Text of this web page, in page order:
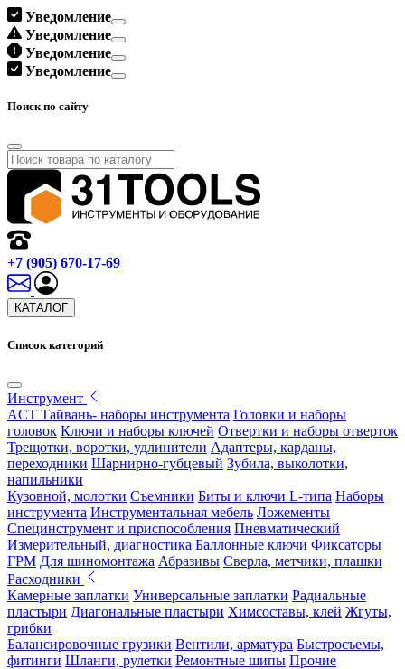
Уведомление
Уведомление
Уведомление
Уведомление
Поиск по сайту
+7 (905) 670-17-69
КАТАЛОГ
Список категорий
Инструмент
ACT Тайвань- наборы инструмента Головки и наборы
головок Ключи и наборы ключей Отвертки и наборы отверток
Трещотки, воротки, удлинители Адаптеры, карданы,
переходники Шарнирно-губцевый Зубила, выколотки,
напильники
Кузовной, молотки Съемники Биты и ключи L-типа Наборы
инструмента Инструментальная мебель Ложементы
Специнструмент и приспособления Пневматический
Измерительный, диагностика Баллонные ключи Фиксаторы
ГРМ Для шиномонтажа Абразивы Сверла, метчики, плашки
Расходники
Камерные заплатки Универсальные заплатки Радиальные
пластыри Диагональные пластыри Химсоставы, клей Жгуты,
грибки
Балансировочные грузики Вентили, арматура Быстросъемы,
фитинги Шланги, рулетки Ремонтные шипы Прочие